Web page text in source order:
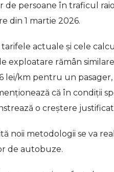
persoane în traficul
din 1 martie 2026.
actuale și cele
exploatare rămân
lei/km pentru un
că în condiții
o creștere
noii metodologii se va
de autobuze.